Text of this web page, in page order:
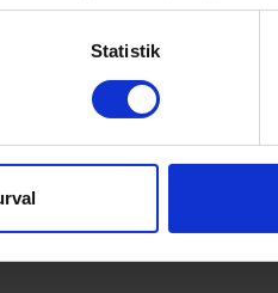
kännetecken
ställ in dina preferenser i
identifierare och
med. Dessa kan i sin
Statistik